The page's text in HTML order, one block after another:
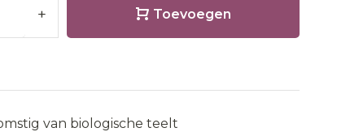
+ Toevoegen
van biologische teelt